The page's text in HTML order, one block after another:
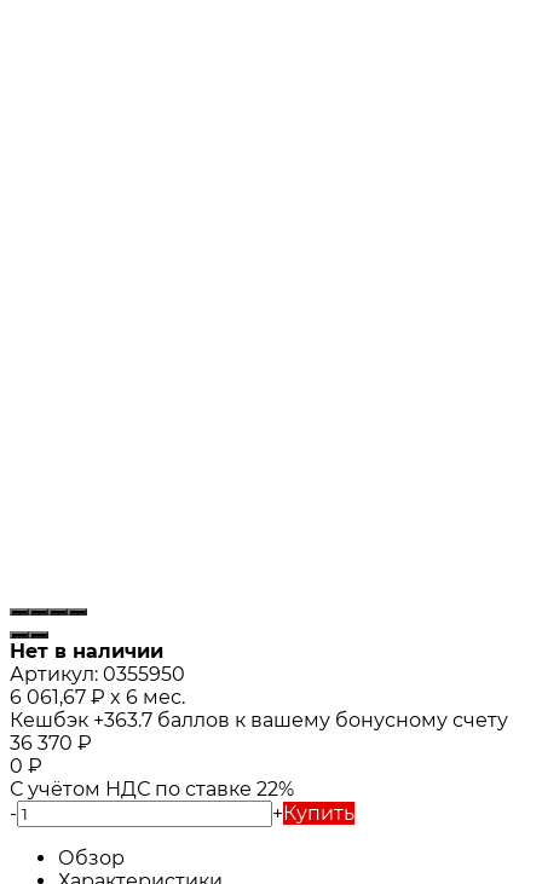
Нет в наличии
Артикул: 0355950
6 061,67 ₽ x 6 мес.
Кешбэк +363.7 баллов к вашему бонусному счету
36 370 ₽
0 ₽
С учётом НДС по ставке 22%
-
+Купить
Обзор